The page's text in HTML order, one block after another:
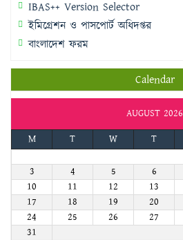
IBAS++ Version Selector
ইমিগ্রেশন ও পাসপোর্ট অধিদপ্তর
বাংলাদেশ ফরম
Calendar
AUGUST 2026
M
T W T
3
4 5 6
10
11 12 13
17
18 19 20
24
25 26 27
31